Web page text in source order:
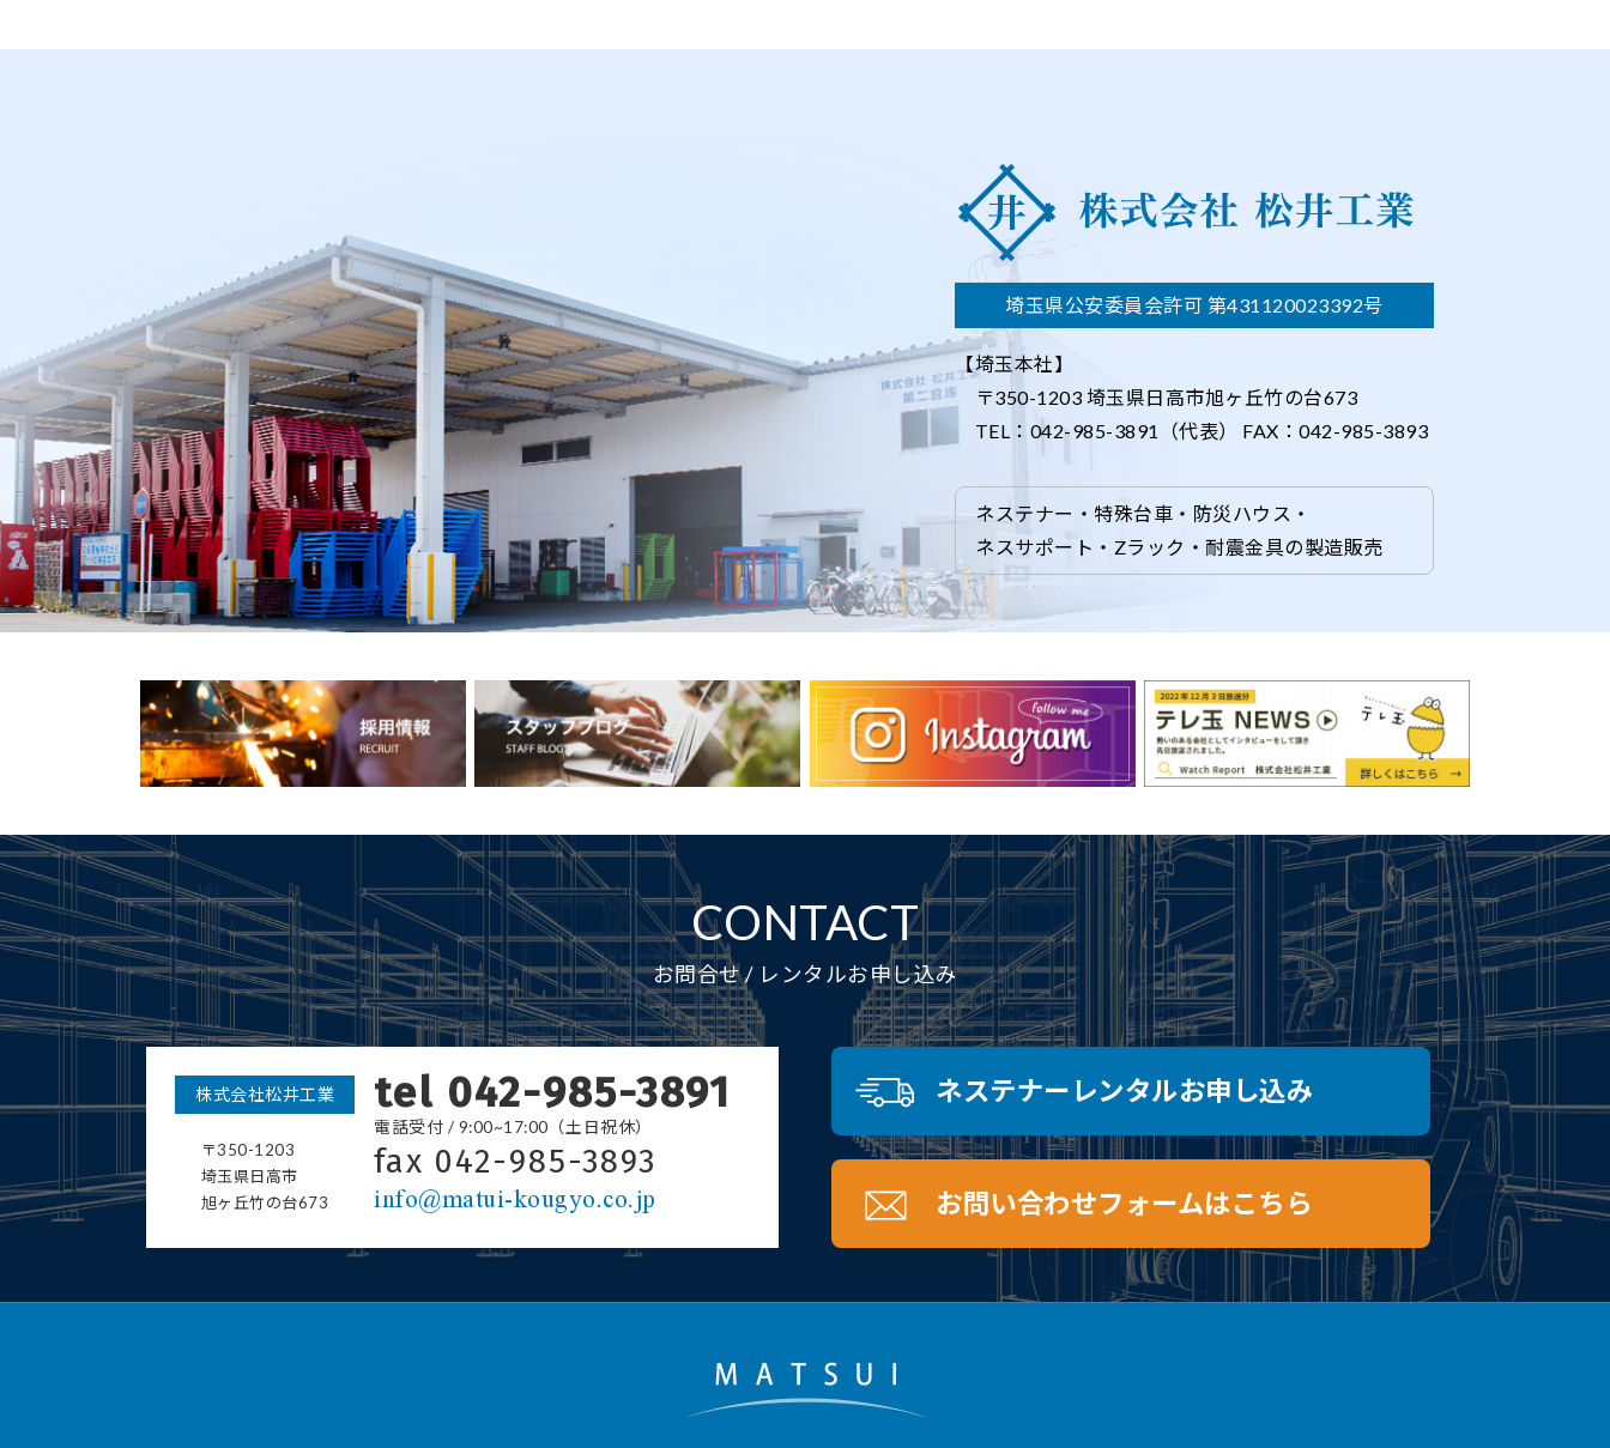
埼玉県公安委員会許可 第431120023392号
【埼玉本社】
〒350-1203 埼玉県日高市旭ヶ丘竹の台673
TEL：042-985-3891（代表） FAX：042-985-3893
ネステナー・特殊台車・防災ハウス・
ネスサポート・Zラック・耐震金具の製造販売
CONTACT
お問合せ / レンタルお申し込み
株式会社松井工業
〒350-1203
埼玉県日高市
旭ヶ丘竹の台673
tel 042-985-3891
電話受付 / 9:00~17:00（土日祝休）
fax 042-985-3893
info@matui-kougyo.co.jp
ネステナーレンタルお申し込み
お問い合わせフォームはこちら